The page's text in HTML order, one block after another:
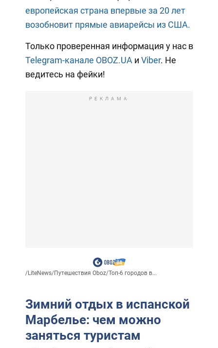
европейская страна впервые за 20 лет
возобновит прямые авиарейсы из США.
Только проверенная информация у нас в
Telegram-канале OBOZ.UA и Viber. Не
ведитесь на фейки!
РЕКЛАМА
/LiteNews/Путешествия Oboz/Топ-6 городов в...
Зимний отдых в испанской
Марбелье: чем можно
заняться туристам